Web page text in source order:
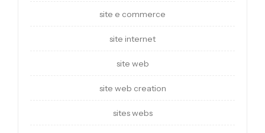
site e commerce
site internet
site web
site web creation
sites webs